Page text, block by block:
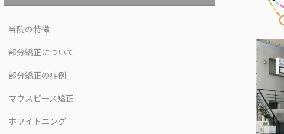
当院の特徴
部分矯正について
部分矯正の症例
マウスピース矯正
ホワイトニング